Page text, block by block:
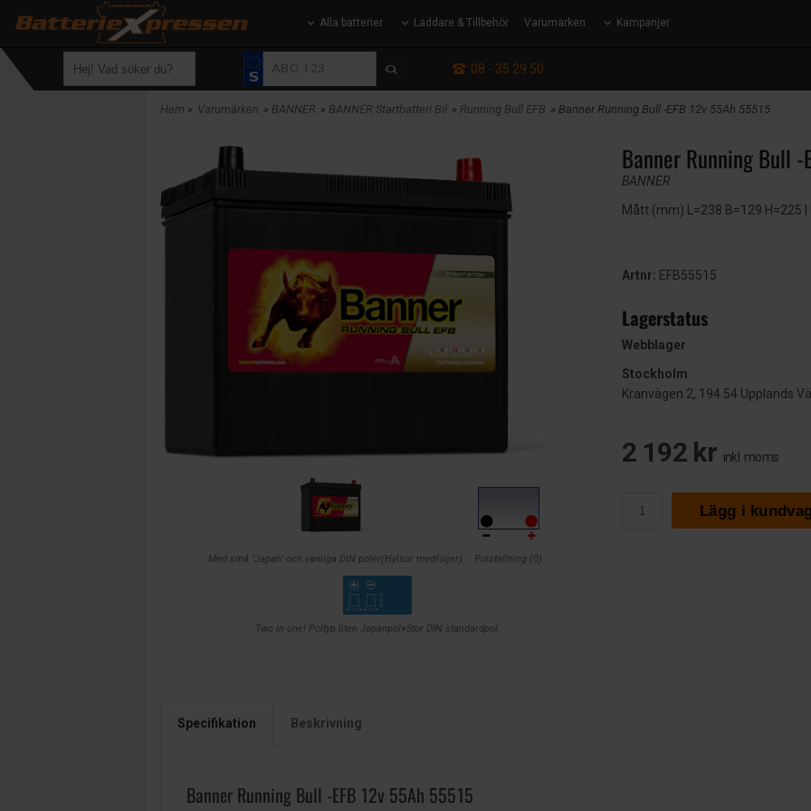
Alla batterier Laddare & Tillbehör Varumärken Kampanjer
: 08 - 35 29 50
Hem » Varumärken » BANNER » BANNER Startbatteri Bil » Running Bull EFB » Banner Running Bull -EFB 12v 55Ah 55515
Med små "Japan" och vanliga DIN poler(Hylsor medföljer) Polställning (0)
Two in one! Poltyp liten Japanpol+Stor DIN standardpol.
Banner Running Bull
BANNER
Mått (mm) L=238 B=129 H=225 |
Artnr: EFB55515
Lagerstatus
Webblager
Stockholm
Kranvägen 2, 194 54 Upplands
2 192 kr inkl. moms
Lägg i
Specifikation Beskrivning
Banner Running Bull -EFB 12v 55Ah 55515